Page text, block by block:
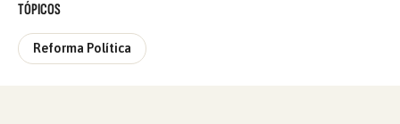
TÓPICOS
Reforma Política